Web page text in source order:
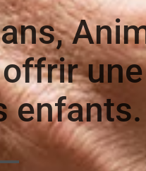
enfants.